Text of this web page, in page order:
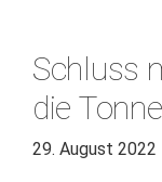
Schluss
die
29. August 2022